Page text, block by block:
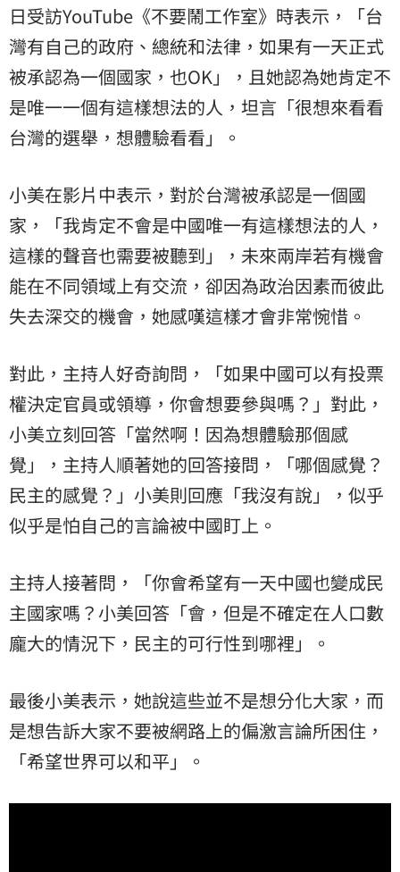
日受訪YouTube《不要鬧工作室》時表示，「台
灣有自己的政府、總統和法律，如果有一天正式
被承認為一個國家，也OK」，且她認為她肯定不
是唯一一個有這樣想法的人，坦言「很想來看看
台灣的選舉，想體驗看看」。
小美在影片中表示，對於台灣被承認是一個國
家，「我肯定不會是中國唯一有這樣想法的人，
這樣的聲音也需要被聽到」，未來兩岸若有機會
能在不同領域上有交流，卻因為政治因素而彼此
失去深交的機會，她感嘆這樣才會非常惋惜。
對此，主持人好奇詢問，「如果中國可以有投票
權決定官員或領導，你會想要參與嗎？」對此，
小美立刻回答「當然啊！因為想體驗那個感
覺」，主持人順著她的回答接問，「哪個感覺？
民主的感覺？」小美則回應「我沒有說」，似乎
似乎是怕自己的言論被中國盯上。
主持人接著問，「你會希望有一天中國也變成民
主國家嗎？小美回答「會，但是不確定在人口數
龐大的情況下，民主的可行性到哪裡」。
最後小美表示，她說這些並不是想分化大家，而
是想告訴大家不要被網路上的偏激言論所困住，
「希望世界可以和平」。